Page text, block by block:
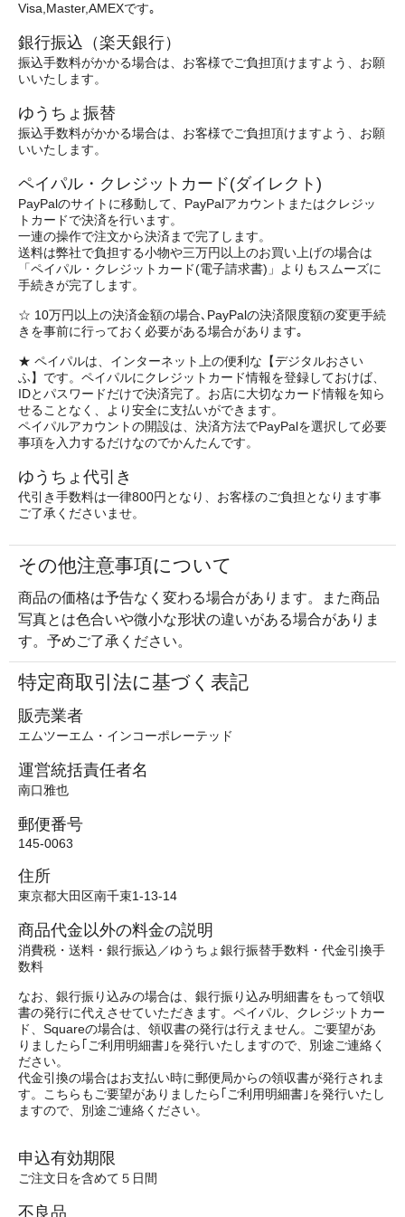
Visa,Master,AMEXです｡
銀行振込（楽天銀行）
振込手数料がかかる場合は、お客様でご負担頂けますよう、お願
いいたします。
ゆうちょ振替
振込手数料がかかる場合は、お客様でご負担頂けますよう、お願
いいたします。
ペイパル・クレジットカード(ダイレクト)
PayPalのサイトに移動して、PayPalアカウントまたはクレジッ
トカードで決済を行います。
一連の操作で注文から決済まで完了します。
送料は弊社で負担する小物や三万円以上のお買い上げの場合は
「ペイパル・クレジットカード(電子請求書)」よりもスムーズに
手続きが完了します。
☆ 10万円以上の決済金額の場合､PayPalの決済限度額の変更手続
きを事前に行っておく必要がある場合があります｡
★ ペイパルは、インターネット上の便利な【デジタルおさい
ふ】です。ペイパルにクレジットカード情報を登録しておけば、
IDとパスワードだけで決済完了。お店に大切なカード情報を知ら
せることなく、より安全に支払いができます。
ペイパルアカウントの開設は、決済方法でPayPalを選択して必要
事項を入力するだけなのでかんたんです。
ゆうちょ代引き
代引き手数料は一律800円となり、お客様のご負担となります事
ご了承くださいませ。
その他注意事項について
商品の価格は予告なく変わる場合があります。また商品
写真とは色合いや微小な形状の違いがある場合がありま
す。予めご了承ください。
特定商取引法に基づく表記
販売業者
エムツーエム・インコーポレーテッド
運営統括責任者名
南口雅也
郵便番号
145-0063
住所
東京都大田区南千束1-13-14
商品代金以外の料金の説明
消費税・送料・銀行振込／ゆうちょ銀行振替手数料・代金引換手
数料
なお、銀行振り込みの場合は、銀行振り込み明細書をもって領収
書の発行に代えさせていただきます。ペイパル、クレジットカー
ド、Squareの場合は、領収書の発行は行えません。ご要望があ
りましたら｢ご利用明細書｣を発行いたしますので、別途ご連絡く
ださい。
代金引換の場合はお支払い時に郵便局からの領収書が発行されま
す。こちらもご要望がありましたら｢ご利用明細書｣を発行いたし
ますので、別途ご連絡ください。
申込有効期限
ご注文日を含めて５日間
不良品